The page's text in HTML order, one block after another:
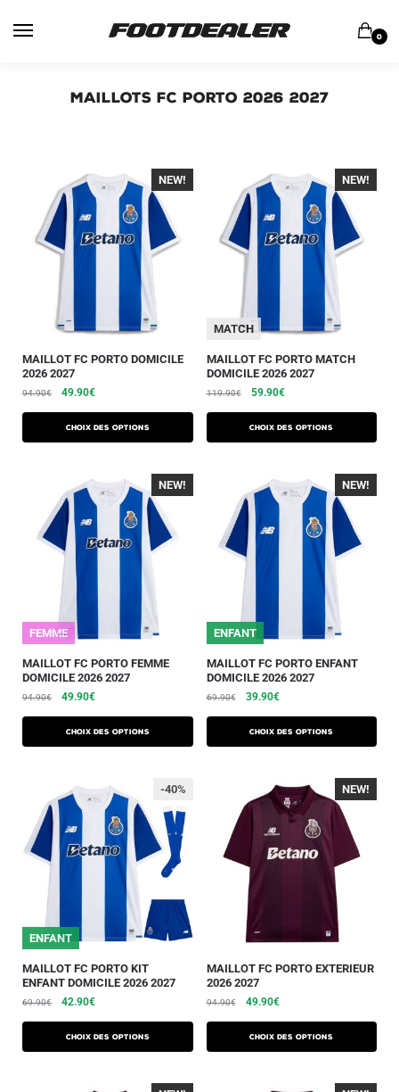
0
Maillots FC Porto 2026 2027
-40%
NEW!
MAILLOT FC PORTO DOMICILE
2026 2027
94.90€ 49.90€
Choix des options
-40%
MATCH
NEW!
MAILLOT FC PORTO MATCH
DOMICILE 2026 2027
119.90€ 59.90€
Choix des options
-40%
FEMME
NEW!
MAILLOT FC PORTO FEMME
DOMICILE 2026 2027
94.90€ 49.90€
Choix des options
-40%
ENFANT
NEW!
MAILLOT FC PORTO ENFANT
DOMICILE 2026 2027
69.90€ 39.90€
Choix des options
ENFANT
-40%
MAILLOT FC PORTO KIT
ENFANT DOMICILE 2026 2027
69.90€ 42.90€
Choix des options
-40%
NEW!
MAILLOT FC PORTO EXTERIEUR
2026 2027
94.90€ 49.90€
Choix des options